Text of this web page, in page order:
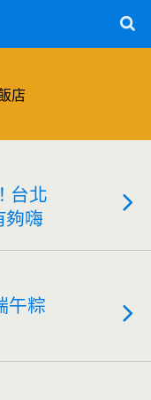
店
台北
夠嗨
午粽